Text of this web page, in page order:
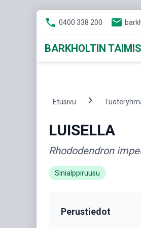
phone 0400 338 200 email
BARKHOLTIN
Etusivu chevron_right
LUISELLA
Rhododendron
Sinialppiruusu
Perustiedot